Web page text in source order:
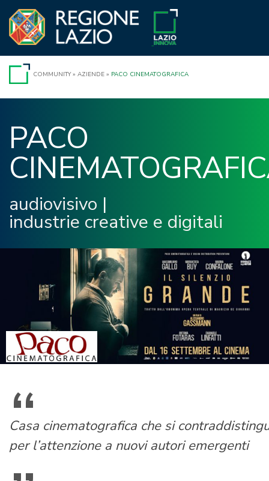
contenuto
COMMUNITY» AZIENDE » PACO CINEMATOGRAFICA
PACO
audiovisivo |
industrie creative e digitali
Casa cinematografica che si
per l’attenzione a nuovi autori emergenti